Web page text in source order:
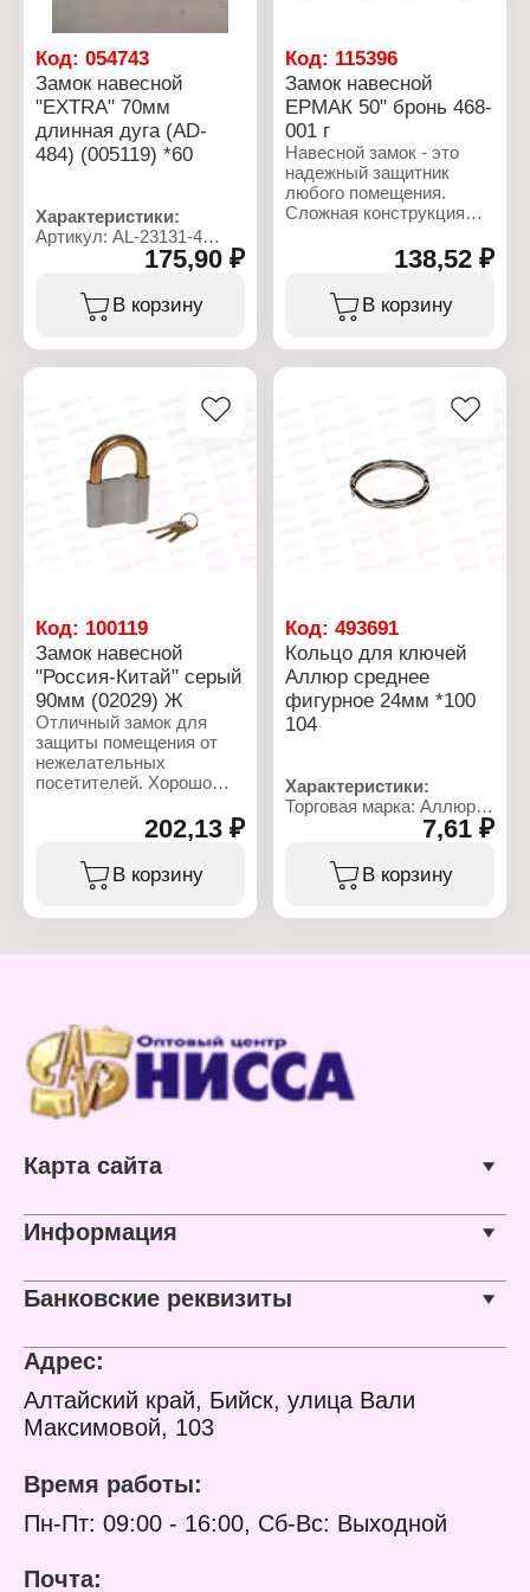
Код: 054743
Замок навесной
"EXTRA" 70мм
длинная дуга (AD-
484) (005119) *60
Характеристики:
Артикул: AL-23131-4
Серия: "Extra"
Вид: навесной
Материал: нержавеющая
175,90 ₽
В корзину
Код: 115396
Замок навесной
ЕРМАК 50" бронь 468-
001 г
Навесной замок - это
надежный защитник
любого помещения.
Сложная конструкция
стойкость к взлому, а
стальная дужка снижает
вероятность её распила.
Корпус изготовлен из
сплава, что гарантирует
долгий срок службы.
Серия: "Бронь"
Тип товара: Замок
Вид: навесной
138,52 ₽
В корзину
Код: 100119
Замок навесной
"Россия-Китай" серый
90мм (02029) Ж
Отличный замок для
защиты помещения от
нежелательных
посетителей. Хорошо
климатических
условиях. Прочная сталь
и надежный
проверенный временем
форма.
Размер: 90 мм
202,13 ₽
В корзину
Код:493691
Кольцо для ключей
Аллюр среднее
фигурное 24мм *100
104
Характеристики:
Торговая марка: Аллюр
Тип товара: Кольцо для
ключей
Вариация: среднее
7,61 ₽
В корзину
Карта сайта
Информация
Банковские реквизиты
Адрес:
Алтайский край, Бийск, улица Вали
Максимовой, 103
Время работы:
Пн-Пт: 09:00 - 16:00, Сб-Вс: Выходной
Почта: